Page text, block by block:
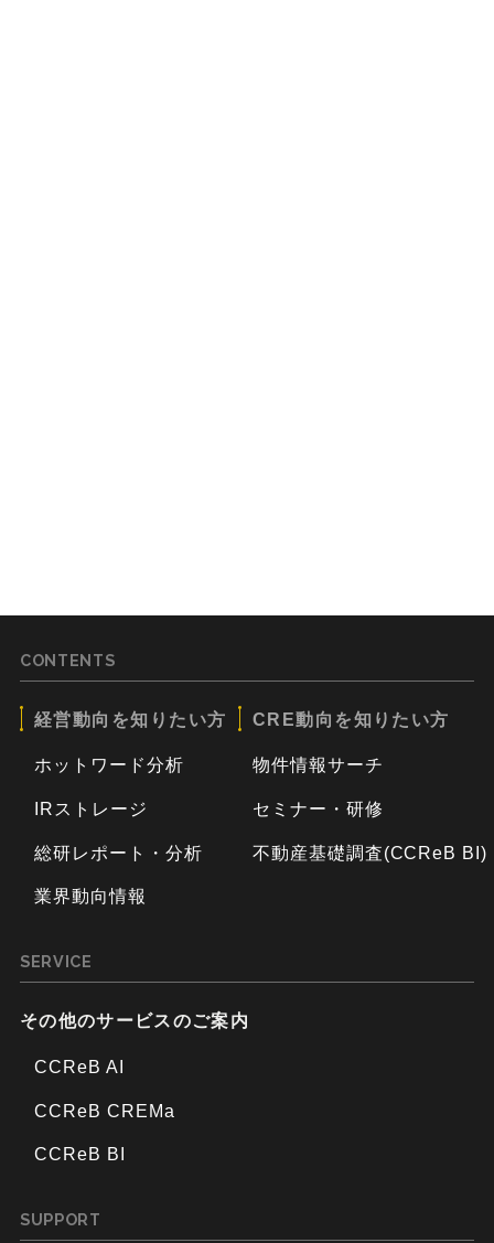
CONTENTS
経営動向を知りたい方
ホットワード分析
IRストレージ
総研レポート・分析
業界動向情報
CRE動向を知りたい方
物件情報サーチ
セミナー・研修
不動産基礎調査(CCReB BI)
SERVICE
その他のサービスのご案内
CCReB AI
CCReB CREMa
CCReB BI
SUPPORT